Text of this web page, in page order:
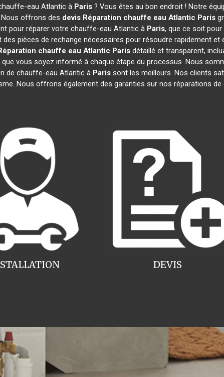
eau Atlantic à Paris? Vous êtes au bon endroit ! Notre
Nous offrons des devis Réparation chauffe eau Atlantic Paris
pour réparer votre chauffe-eau Atlantic à Paris, que ce soit pour
pièces de rechange nécessaires pour résoudre rapidement
chauffe eau Atlantic Parisdétaillé et transparent,
vous soyez informé à chaque étape du processus. Nous
de chauffe-eau Atlantic à Paris sont les meilleurs. Nos clients
Nous offrons également des garanties sur nos réparations
DEVIS